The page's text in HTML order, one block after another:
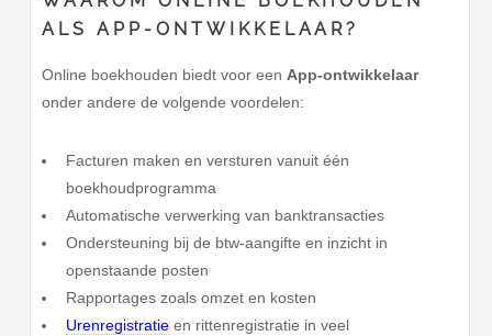
ALS APP-ONTWIKKELAAR?
Online boekhouden biedt voor een App-ontwikkelaar
onder andere de volgende voordelen:
Facturen maken en versturen vanuit één
boekhoudprogramma
Automatische verwerking van banktransacties
Ondersteuning bij de btw-aangifte en inzicht in
openstaande posten
Rapportages zoals omzet en kosten
Urenregistratieen rittenregistratie in veel